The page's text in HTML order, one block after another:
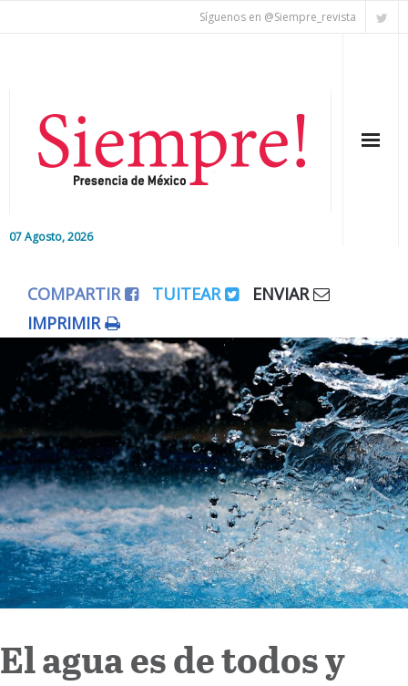
Síguenos en @Siempre_revista
07 Agosto, 2026
Editorial
Nacional
Colaboradores
Internacional
Cultura
COMPARTIR TUITEAR
ENVIAR
IMPRIMIR
El agua es de todos y